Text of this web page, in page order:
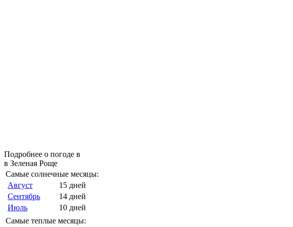
Подробнее о погоде в
в Зеленая Роще
Самые солнечные месяцы:
Август
15 дней
Сентябрь
14 дней
Июль
10 дней
Самые теплые месяцы: